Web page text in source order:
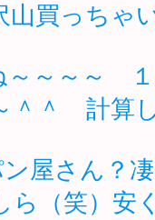
山買っちゃ
～～～～
＾＾ 計算
ン屋さん？
ら（笑）安